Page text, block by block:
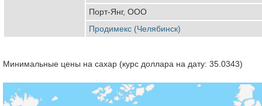
Порт-Янг, ООО
Продимекс (Челябинск)
Минимальные цены на сахар (курс доллара на дату: 35.0343)